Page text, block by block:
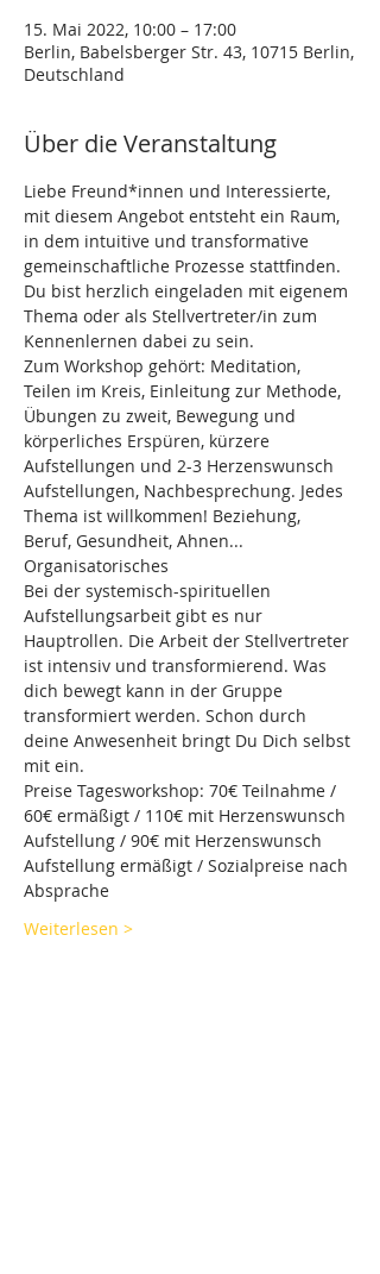
15. Mai 2022, 10:00 – 17:00
Berlin, Babelsberger Str. 43, 10715 Berlin,
Deutschland
Über die Veranstaltung
Liebe Freund*innen und Interessierte,
mit diesem Angebot entsteht ein Raum,
in dem intuitive und transformative
gemeinschaftliche Prozesse stattfinden.
Du bist herzlich eingeladen mit eigenem
Thema oder als Stellvertreter/in zum
Kennenlernen dabei zu sein.
Zum Workshop gehört: Meditation,
Teilen im Kreis, Einleitung zur Methode,
Übungen zu zweit, Bewegung und
körperliches Erspüren, kürzere
Aufstellungen und 2-3 Herzenswunsch
Aufstellungen, Nachbesprechung. Jedes
Thema ist willkommen! Beziehung,
Beruf, Gesundheit, Ahnen...
Organisatorisches
Bei der systemisch-spirituellen
Aufstellungsarbeit gibt es nur
Hauptrollen. Die Arbeit der Stellvertreter
ist intensiv und transformierend. Was
dich bewegt kann in der Gruppe
transformiert werden. Schon durch
deine Anwesenheit bringt Du Dich selbst
mit ein.
Preise Tagesworkshop: 70€ Teilnahme /
60€ ermäßigt / 110€ mit Herzenswunsch
Aufstellung / 90€ mit Herzenswunsch
Aufstellung ermäßigt / Sozialpreise nach
Absprache
Weiterlesen >